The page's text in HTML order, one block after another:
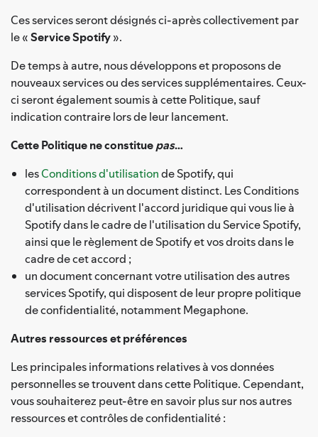
Ces services seront désignés ci-après collectivement par
le «Service Spotify».
De temps à autre, nous développons et proposons de
nouveaux services ou des services supplémentaires. Ceux-
ci seront également soumis à cette Politique, sauf
indication contraire lors de leur lancement.
Cette Politique ne constituepas…
lesConditions d'utilisationde Spotify, qui
correspondent à un document distinct. Les Conditions
d'utilisation décrivent l'accord juridique qui vous lie à
Spotify dans le cadre de l'utilisation du Service Spotify,
ainsi que le règlement de Spotify et vos droits dans le
cadre de cet accord ;
un document concernant votre utilisation des autres
services Spotify, qui disposent de leur propre politique
de confidentialité, notamment Megaphone.
Autres ressources et préférences
Les principales informations relatives à vos données
personnelles se trouvent dans cette Politique. Cependant,
vous souhaiterez peut-être en savoir plus sur nos autres
ressources et contrôles de confidentialité :